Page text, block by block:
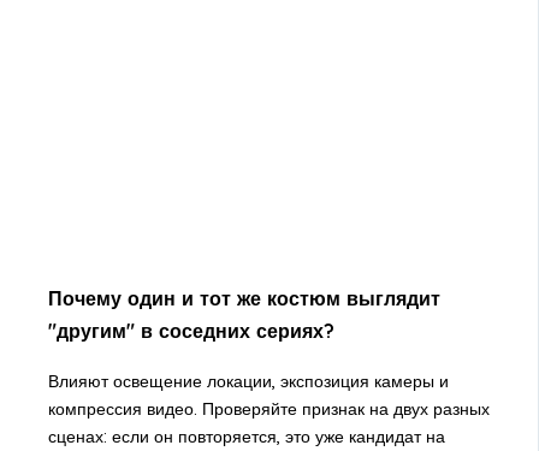
Почему один и тот же костюм выглядит
"другим" в соседних сериях?
Влияют освещение локации, экспозиция камеры и
компрессия видео. Проверяйте признак на двух разных
сценах: если он повторяется, это уже кандидат на